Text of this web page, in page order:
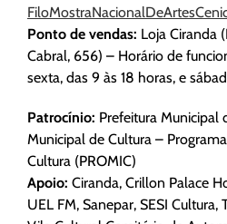
Ponto de vendas: Loja Ciranda
Cabral, 656) – Horário de
sexta, das 9 às 18 horas, e
Patrocínio: Prefeitura Municipal
Municipal de Cultura –
Cultura (PROMIC)
Apoio: Ciranda, Crillon Palace
UEL FM, Sanepar, SESI Cultura,